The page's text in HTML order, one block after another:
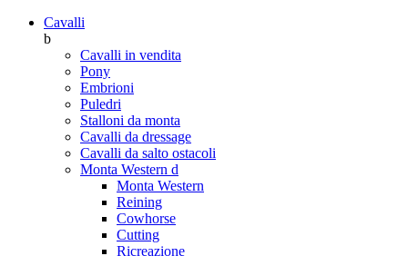
Cavalli
b
Cavalli in vendita
Pony
Embrioni
Puledri
Stalloni da monta
Cavalli da dressage
Cavalli da salto ostacoli
Monta Western d
Monta Western
Reining
Cowhorse
Cutting
Ricreazione